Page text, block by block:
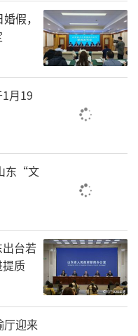
假，
月19
东“文
台若
质
厅迎来